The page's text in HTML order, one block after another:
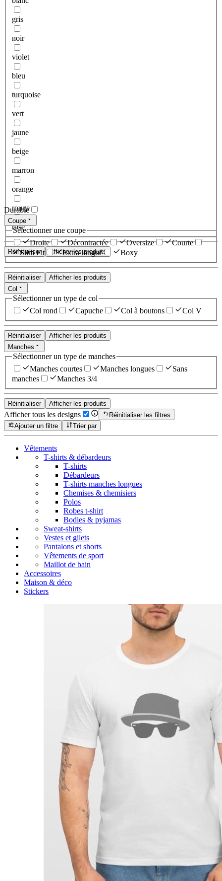
gris
noir
violet
bleu
turquoise
vert
jaune
beige
marron
orange
rouge
rose
Réinitialiser Afficher les produits
Durable
Coupe
Sélectionner une coupe
Droite
Décontractée Oversize
Courte
Slim Fit
Extra longue Boxy
Réinitialiser
Afficher les produits
Col
Sélectionner un type de col
Col rond
Capuche Col à boutons Col V
Réinitialiser
Afficher les produits
Manches
Sélectionner un type de manches
Manches courtes
Manches longues
Sans
manches
Manches 3/4
Réinitialiser Afficher les produits
Afficher tous les designs
Réinitialiser les filtres
Ajouter un filtre
Trier par
Vêtements
T-shirts & débardeurs
T-shirts
Débardeurs
T-shirts manches longues
Chemises & chemisiers
Polos
Robes t-shirt
Bodies & pyjamas
Sweat-shirts
Vestes et gilets
Pantalons et shorts
Vêtements de sport
Maillot de bain
Accessoires
Maison & déco
Stickers